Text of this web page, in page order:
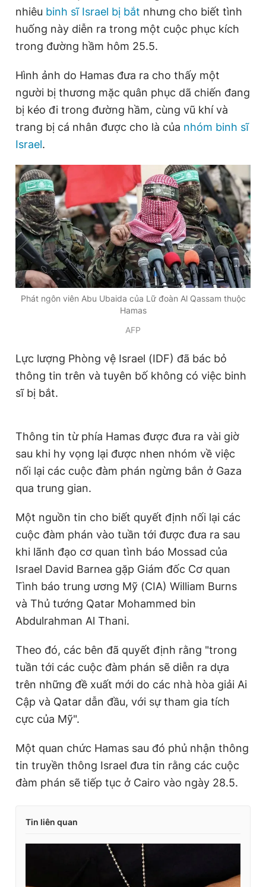
Đặt báo Quảng cáo RSS Tòa soạn Chính sách bảo
Tổng biên tập: Nguyễn Ngọc Toàn
Phó tổng biên tập thường trực: Hải Thành
Tổng thư ký tòa soạn: Đức Trung
Giấy phép xuất bản số 110/GP - BTTTT cấp ngày 24.3.2020
© 2003-2026 Bản quyền thuộc về Báo Thanh Niên. Cấm sao
chép dưới mọi hình thức nếu không có sự chấp thuận bằng văn
bản. Phát triển bởi ePi Technologies, JSC.
nhiêu binh sĩ Israel bị bắt nhưng cho biết tình
huống này diễn ra trong một cuộc phục kích
trong đường hầm hôm 25.5.
Hình ảnh do Hamas đưa ra cho thấy một
người bị thương mặc quân phục dã chiến đang
bị kéo đi trong đường hầm, cùng vũ khí và
trang bị cá nhân được cho là của nhóm binh sĩ
Israel.
Phát ngôn viên Abu Ubaida của Lữ đoàn Al Qassam thuộc
Hamas
AFP
Lực lượng Phòng vệ Israel (IDF) đã bác bỏ
thông tin trên và tuyên bố không có việc binh
sĩ bị bắt.
Thông tin từ phía Hamas được đưa ra vài giờ
sau khi hy vọng lại được nhen nhóm về việc
nối lại các cuộc đàm phán ngừng bắn ở Gaza
qua trung gian.
Một nguồn tin cho biết quyết định nối lại các
cuộc đàm phán vào tuần tới được đưa ra sau
khi lãnh đạo cơ quan tình báo Mossad của
Israel David Barnea gặp Giám đốc Cơ quan
Tình báo trung ương Mỹ (CIA) William Burns
và Thủ tướng Qatar Mohammed bin
Abdulrahman Al Thani.
Theo đó, các bên đã quyết định rằng "trong
tuần tới các cuộc đàm phán sẽ diễn ra dựa
trên những đề xuất mới do các nhà hòa giải Ai
Cập và Qatar dẫn đầu, với sự tham gia tích
cực của Mỹ".
Một quan chức Hamas sau đó phủ nhận thông
tin truyền thông Israel đưa tin rằng các cuộc
đàm phán sẽ tiếp tục ở Cairo vào ngày 28.5.
Tin liên quan